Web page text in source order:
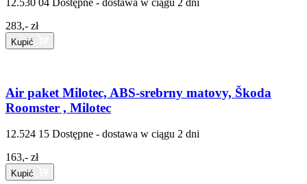
12.530 04 Dostępne - dostawa w ciągu 2 dni
283,- zł
Kupić
Air paket Milotec, ABS-srebrny matovy, Škoda
Roomster , Milotec
12.524 15 Dostępne - dostawa w ciągu 2 dni
163,- zł
Kupić